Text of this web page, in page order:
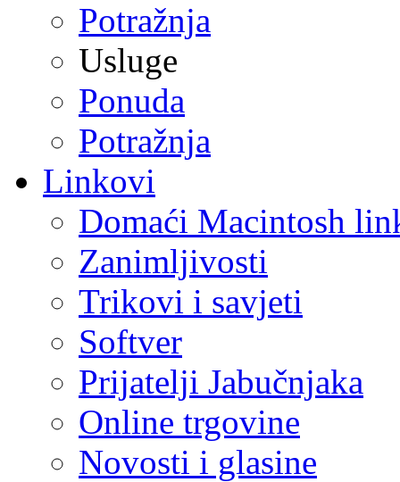
Potražnja
Usluge
Ponuda
Potražnja
Linkovi
Domaći Macintosh
Zanimljivosti
Trikovi i savjeti
Softver
Prijatelji Jabučnjaka
Online trgovine
Novosti i glasine